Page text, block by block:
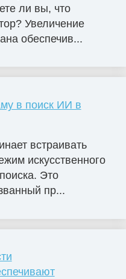
ли вы, что
Увеличение
обеспечив...
в поиск ИИ в
встраивать
искусственного
Это
пр...